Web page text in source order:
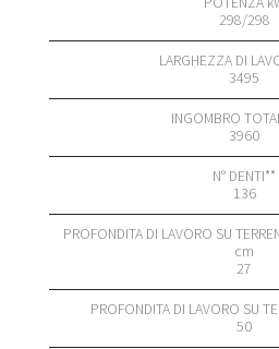
298/298
3495
3960
136
27
50